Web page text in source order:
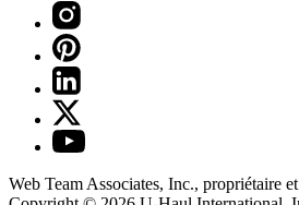
Web Team Associates, Inc., propriétaire